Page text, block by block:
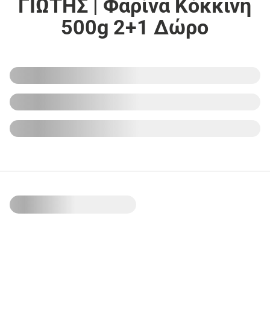
ΓΙΩΤΗΣ | Φαρίνα Κόκκινη
500g 2+1 Δώρο